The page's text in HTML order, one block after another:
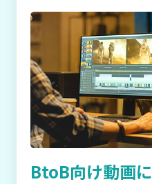
BtoB向け動画に